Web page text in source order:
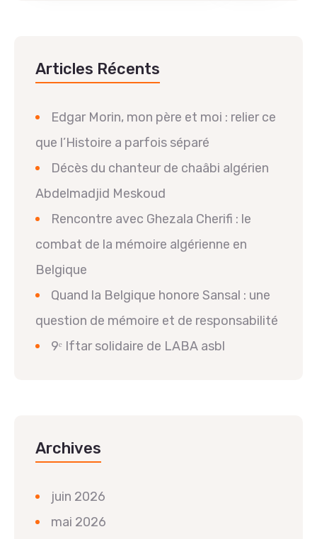
Articles Récents
Edgar Morin, mon père et moi : relier ce
que l’Histoire a parfois séparé
Décès du chanteur de chaâbi algérien
Abdelmadjid Meskoud
Rencontre avec Ghezala Cherifi : le
combat de la mémoire algérienne en
Belgique
Quand la Belgique honore Sansal : une
question de mémoire et de responsabilité
9ᵉ Iftar solidaire de LABA asbl
Archives
juin 2026
mai 2026